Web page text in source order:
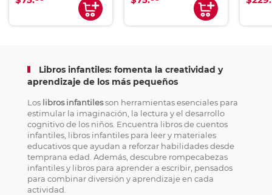
Libros infantiles: fomenta la creatividad y
aprendizaje de los más pequeños
Los libros infantilesson herramientas esenciales para
estimular la imaginación, la lectura y el desarrollo
cognitivo de los niños. Encuentra libros de cuentos
infantiles, libros infantiles para leer y materiales
educativos que ayudan a reforzar habilidades desde
temprana edad. Además, descubre rompecabezas
infantiles y libros para aprender a escribir, pensados
para combinar diversión y aprendizaje en cada
actividad.